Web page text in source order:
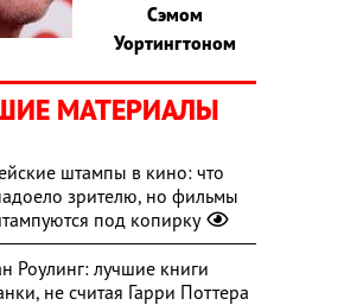
Сэмом
Уортингтоном
МАТЕРИАЛЫ
штампы в кино: что
зрителю, но фильмы
под копирку
Роулинг: лучшие книги
не считая Гарри Поттера